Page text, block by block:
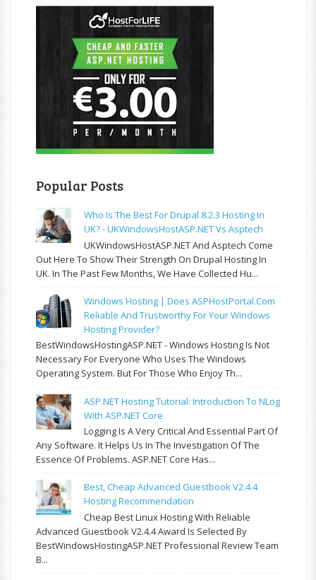
Popular Posts
Who Is The Best For Drupal 8.2.3 Hosting In
UK? - UKWindowsHostASP.NET Vs Asptech
UKWindowsHostASP.NET And Asptech Come
Out Here To Show Their Strength On Drupal Hosting In
UK. In The Past Few Months, We Have Collected Hu...
Windows Hosting | Does ASPHostPortal.com
Reliable And Trustworthy For Your Windows
Hosting Provider?
BestWindowsHostingASP.NET - Windows Hosting Is Not
Necessary For Everyone Who Uses The Windows
Operating System. But For Those Who Enjoy Th...
ASP.NET Hosting Tutorial: Introduction To NLog
With ASP.NET Core
Logging Is A Very Critical And Essential Part Of
Any Software. It Helps Us In The Investigation Of The
Essence Of Problems. ASP.NET Core Has...
Best, Cheap Advanced Guestbook V2.4.4
Hosting Recommendation
Cheap Best Linux Hosting With Reliable
Advanced Guestbook V2.4.4 Award Is Selected By
BestWindowsHostingASP.NET Professional Review Team
B...